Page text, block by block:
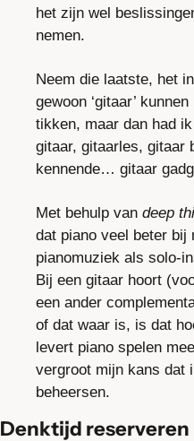
het zijn wel
nemen.
Neem die laatste, het
gewoon ‘gitaar’
tikken, maar dan had
gitaar, gitaarles, gitaar
kennende… gitaar
Met behulp van deep
dat piano veel beter bij
pianomuziek als solo-
Bij een gitaar hoort
een ander
of dat waar is, is dat
levert piano spelen
vergroot mijn kans dat
beheersen.
Denktijd reserveren